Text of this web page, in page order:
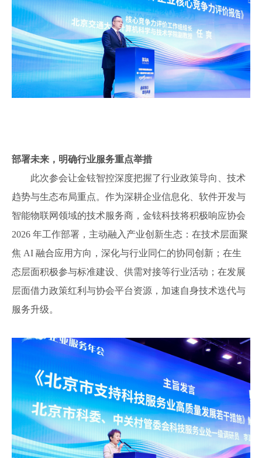
部署未来，明确行业服务重点举措
此次参会让金铉智控深度把握了行业政策导向、技术
趋势与生态布局重点。作为深耕企业信息化、软件开发与
智能物联网领域的技术服务商，金铉科技将积极响应协会
2026 年工作部署，主动融入产业创新生态：在技术层面聚
焦 AI 融合应用方向，深化与行业同仁的协同创新；在生
态层面积极参与标准建设、供需对接等行业活动；在发展
层面借力政策红利与协会平台资源，加速自身技术迭代与
服务升级。